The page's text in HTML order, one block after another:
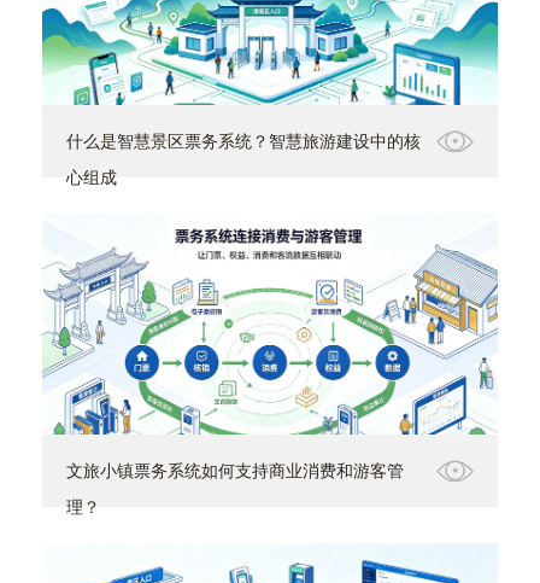
什么是智慧景区票务系统？智慧旅游建设中的核
心组成
文旅小镇票务系统如何支持商业消费和游客管
理？